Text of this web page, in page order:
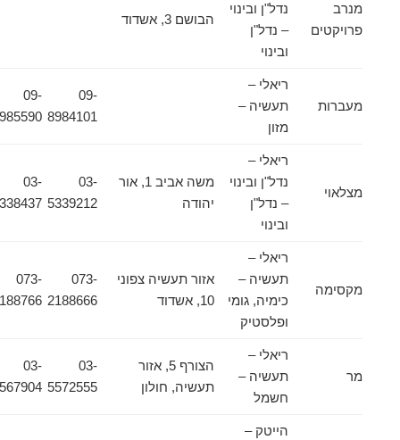
מנרב
פרויקטים
נדל"ן ובינוי
– נדל"ן
ובינוי
הבושם 3, אשדוד
מעברות
ריאלי –
תעשיה –
8984101
8985590
מצלאוי
ריאלי –
נדל"ן ובינוי
– נדל"ן
ובינוי
משה אביב 1, אור
יהודה
03-
5339212
5338437
מקסימה
ריאלי –
תעשיה –
כימיה, גומי
ופלסטיק
אזור תעשיה צפוני
10, אשדוד
073-
2188666
073-
2188766
ריאלי –
תעשיה –
חשמל
הצורף 5, אזור
תעשיה, חולון
5572555
5567904
הייטק –